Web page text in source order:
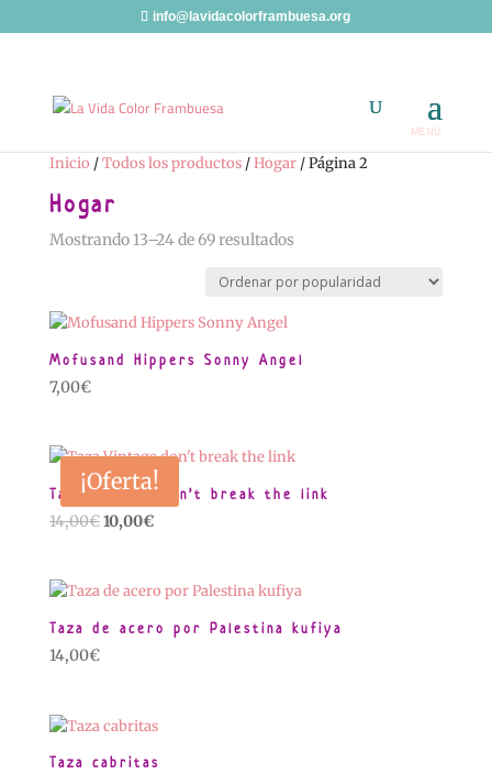
info@lavidacolorframbuesa.org
Inicio /Todos los productos/Hogar/ Página 2
Hogar
Mostrando 13–24 de 69 resultadosOrdenado
popularidad
Mofusand Hippers Sonny Angel
7,00€
¡Oferta!
Taza Vintage don’t break the link
14,00€El
era:
14,00€.
10,00€El
es:
10,00€.
Taza de acero por Palestina kufiya
14,00€
Taza cabritas